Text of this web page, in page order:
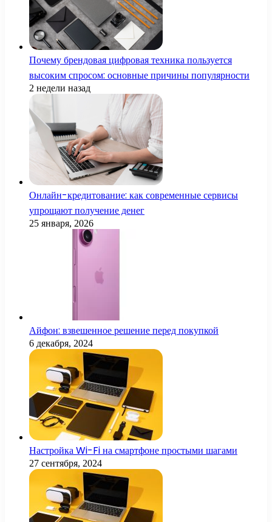
Почему брендовая цифровая техника пользуется
высоким спросом: основные причины популярности
2 недели назад
Онлайн-кредитование: как современные сервисы
упрощают получение денег
25 января, 2026
Айфон: взвешенное решение перед покупкой
6 декабря, 2024
Настройка Wi-Fi на смартфоне простыми шагами
27 сентября, 2024